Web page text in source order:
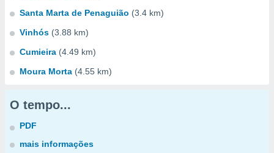
Santa Marta de Penaguião (3.4 km)
Vinhós (3.88 km)
Cumieira (4.49 km)
Moura Morta (4.55 km)
O tempo...
PDF
mais informações